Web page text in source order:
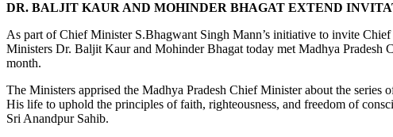
DR. BALJIT KAUR AND MOHINDER BHAGAT EXTEND
As part of Chief Minister S.Bhagwant Singh Mann’s initiative to invite
Ministers Dr. Baljit Kaur and Mohinder Bhagat today met Madhya Pradesh
month.
The Ministers apprised the Madhya Pradesh Chief Minister about the
His life to uphold the principles of faith, righteousness, and freedom of
Sri Anandpur Sahib.